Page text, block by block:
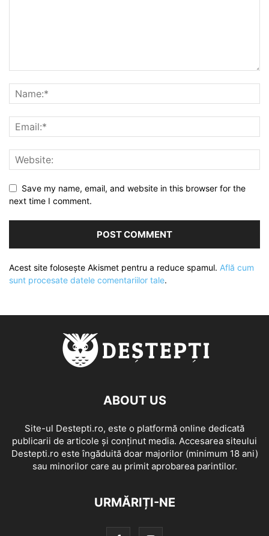
Save my name, email, and website in this browser for the
next time I comment.
Acest site folosește Akismet pentru a reduce spamul. Află cum
sunt procesate datele comentariilor tale.
ABOUT US
Site-ul Destepti.ro, este o platformă online dedicată
publicarii de articole și conținut media. Accesarea siteului
Destepti.ro este îngăduită doar majorilor (minimum 18 ani)
sau minorilor care au primit aprobarea parintilor.
URMĂRIȚI-NE